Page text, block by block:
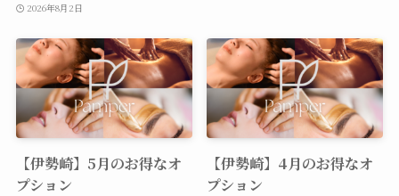
2026年8月2日
【伊勢崎】5月のお得なオ
プション
【伊勢崎】4月のお得なオ
プション